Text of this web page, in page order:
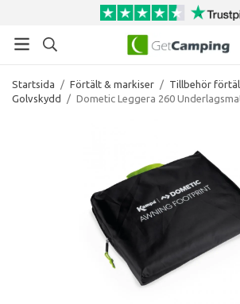
Startsida / Förtält & markiser / Tillbehör
Golvskydd
/ Dometic Leggera 260